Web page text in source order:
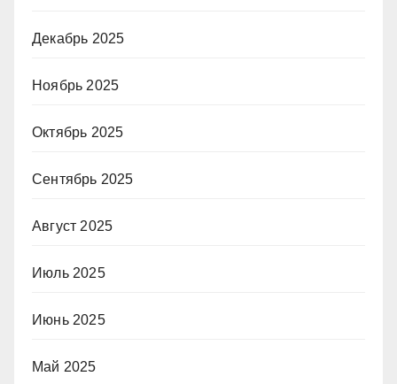
Декабрь 2025
Ноябрь 2025
Октябрь 2025
Сентябрь 2025
Август 2025
Июль 2025
Июнь 2025
Май 2025